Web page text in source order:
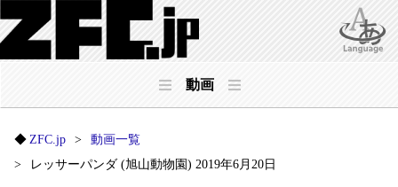
動画
ZFC.jp
動画一覧
レッサーパンダ (旭山動物園) 2019年6月20日